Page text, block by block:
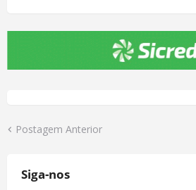
Postagem Anterior
Siga-nos